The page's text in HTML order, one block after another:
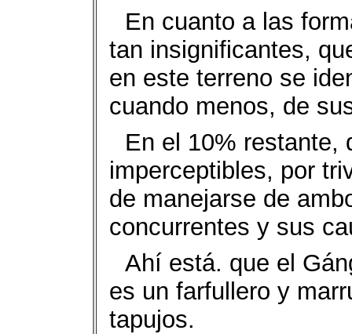
En cuanto a las
tan insignificantes,
en este terreno se
cuando menos, de
En el 10% restante,
imperceptibles, por
de manejarse de
concurrentes y sus
Ahí está. que el
es un farfullero y
tapujos.